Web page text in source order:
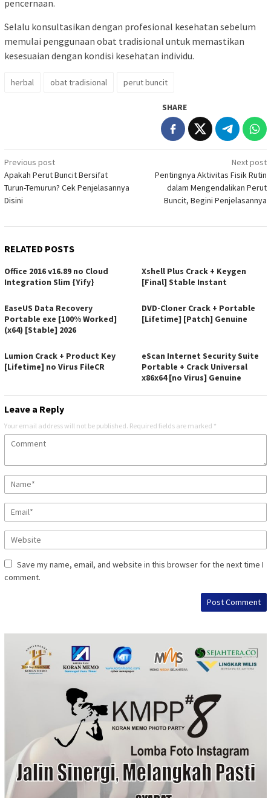
pencernaan.
Selalu konsultasikan dengan profesional kesehatan sebelum
memulai penggunaan obat tradisional untuk memastikan
kesesuaian dengan kondisi kesehatan individu.
herbal obat tradisional perut buncit
SHARE
Post
navigation
Previous post
Apakah Perut Buncit Bersifat
Turun-Temurun? Cek Penjelasannya
Disini
Next post
Pentingnya Aktivitas Fisik Rutin
dalam Mengendalikan Perut
Buncit, Begini Penjelasannya
RELATED POSTS
Office 2016 v16.89 no Cloud
Integration Slim {Yify}
Xshell Plus Crack + Keygen
[Final] Stable Instant
EaseUS Data Recovery
Portable exe [100% Worked]
(x64) [Stable] 2026
DVD-Cloner Crack + Portable
[Lifetime] [Patch] Genuine
Lumion Crack + Product Key
[Lifetime] no Virus FileCR
eScan Internet Security Suite
Portable + Crack Universal
x86x64 [no Virus] Genuine
Leave a Reply
Your email address will not be published. Required fields are marked *
Save my name, email, and website in this browser for the next time I
comment.